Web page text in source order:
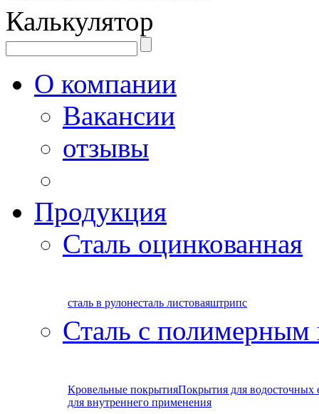
Калькулятор
О компании
Вакансии
отзывы
Продукция
Сталь оцинкованная
сталь в рулонесталь листоваяштрипс
Сталь с
Кровельные покрытияПокрытия для водосточных
для внутреннего применения